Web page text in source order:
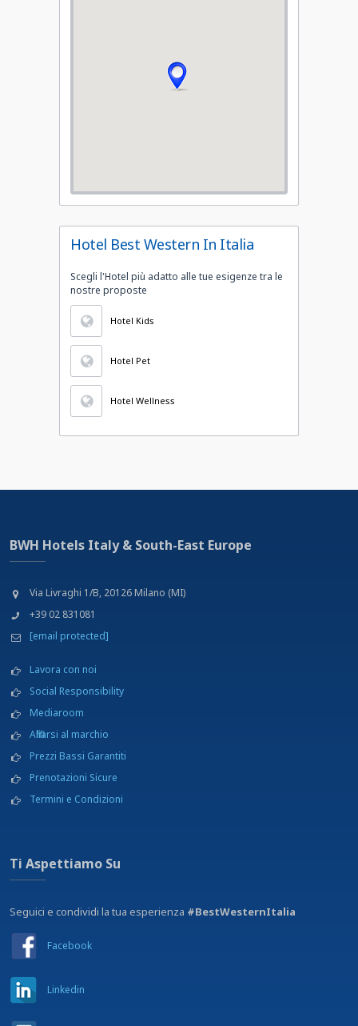
Hotel Best Western In Italia
Scegli l'Hotel più adatto alle tue esigenze tra le
nostre proposte
Hotel Kids
Hotel Pet
Hotel Wellness
BWH Hotels Italy & South-East Europe
Via Livraghi 1/B, 20126 Milano (MI)
+39 02 831081
[email protected]
Lavora con noi
Social Responsibility
Mediaroom
Affiliarsi al marchio
Prezzi Bassi Garantiti
Prenotazioni Sicure
Termini e Condizioni
Ti Aspettiamo Su
Seguici e condividi la tua esperienza #BestWesternItalia
Facebook
Linkedin